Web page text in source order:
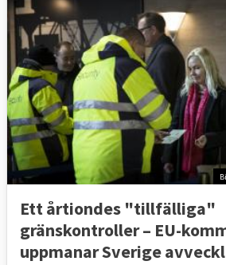
Ett årtiondes "tillfälliga"
gränskontroller – EU-
uppmanar Sverige